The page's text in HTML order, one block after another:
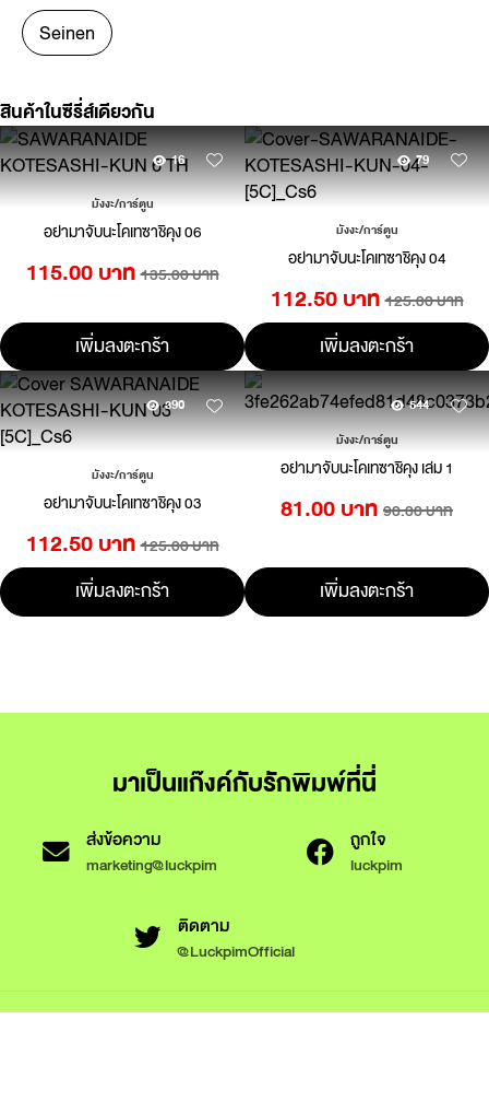
Seinen
สินค้าในซีรี่ส์เดียวกัน
16
มังงะ/การ์ตูน
อย่ามาจับนะโคเทซาชิคุง 06
115.00 บาท 135.00 บาท
เพิ่มลงตะกร้า
79
มังงะ/การ์ตูน
อย่ามาจับนะโคเทซาชิคุง 04
112.50 บาท 125.00 บาท
เพิ่มลงตะกร้า
390
มังงะ/การ์ตูน
อย่ามาจับนะโคเทซาชิคุง 03
112.50 บาท 125.00 บาท
เพิ่มลงตะกร้า
544
มังงะ/การ์ตูน
อย่ามาจับนะโคเทซาชิคุง เล่ม 1
81.00 บาท 90.00 บาท
เพิ่มลงตะกร้า
มาเป็นแก๊งค์กับรักพิมพ์ที่นี่
ส่งข้อความ
marketing@luckpim
ถูกใจ
luckpim
ติดตาม
@LuckpimOfficial